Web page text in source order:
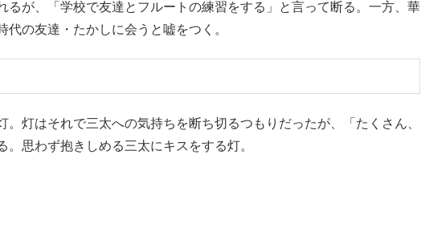
るが、「学校で友達とフルートの練習をする」と言って断る。一方、華
の友達・たかしに会うと嘘をつく。
灯はそれで三太への気持ちを断ち切るつもりだったが、「たくさん、
思わず抱きしめる三太にキスをする灯。